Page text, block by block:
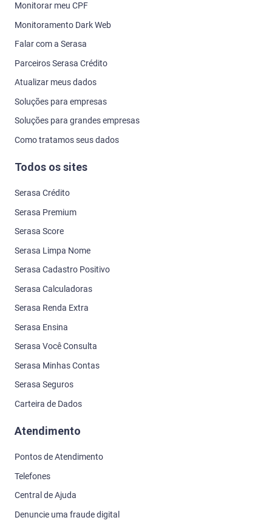
Monitorar meu CPF
Monitoramento Dark Web
Falar com a Serasa
Parceiros Serasa Crédito
Atualizar meus dados
Soluções para empresas
Soluções para grandes empresas
Como tratamos seus dados
Todos os sites
Serasa Crédito
Serasa Premium
Serasa Score
Serasa Limpa Nome
Serasa Cadastro Positivo
Serasa Calculadoras
Serasa Renda Extra
Serasa Ensina
Serasa Você Consulta
Serasa Minhas Contas
Serasa Seguros
Carteira de Dados
Atendimento
Pontos de Atendimento
Telefones
Central de Ajuda
Denuncie uma fraude digital